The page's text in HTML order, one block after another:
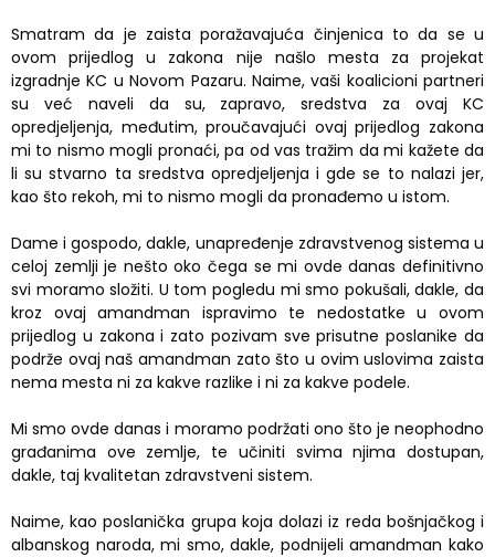
Smatram da je zaista poražavajuća činjenica to da se u
ovom prijedlog u zakona nije našlo mesta za projekat
izgradnje KC u Novom Pazaru. Naime, vaši koalicioni partneri
su već naveli da su, zapravo, sredstva za ovaj KC
opredjeljenja, međutim, proučavajući ovaj prijedlog zakona
mi to nismo mogli pronaći, pa od vas tražim da mi kažete da
li su stvarno ta sredstva opredjeljenja i gde se to nalazi jer,
kao što rekoh, mi to nismo mogli da pronađemo u istom.
Dame i gospodo, dakle, unapređenje zdravstvenog sistema u
celoj zemlji je nešto oko čega se mi ovde danas definitivno
svi moramo složiti. U tom pogledu mi smo pokušali, dakle, da
kroz ovaj amandman ispravimo te nedostatke u ovom
prijedlog u zakona i zato pozivam sve prisutne poslanike da
podrže ovaj naš amandman zato što u ovim uslovima zaista
nema mesta ni za kakve razlike i ni za kakve podele.
Mi smo ovde danas i moramo podržati ono što je neophodno
građanima ove zemlje, te učiniti svima njima dostupan,
dakle, taj kvalitetan zdravstveni sistem.
Naime, kao poslanička grupa koja dolazi iz reda bošnjačkog i
albanskog naroda, mi smo, dakle, podnijeli amandman kako